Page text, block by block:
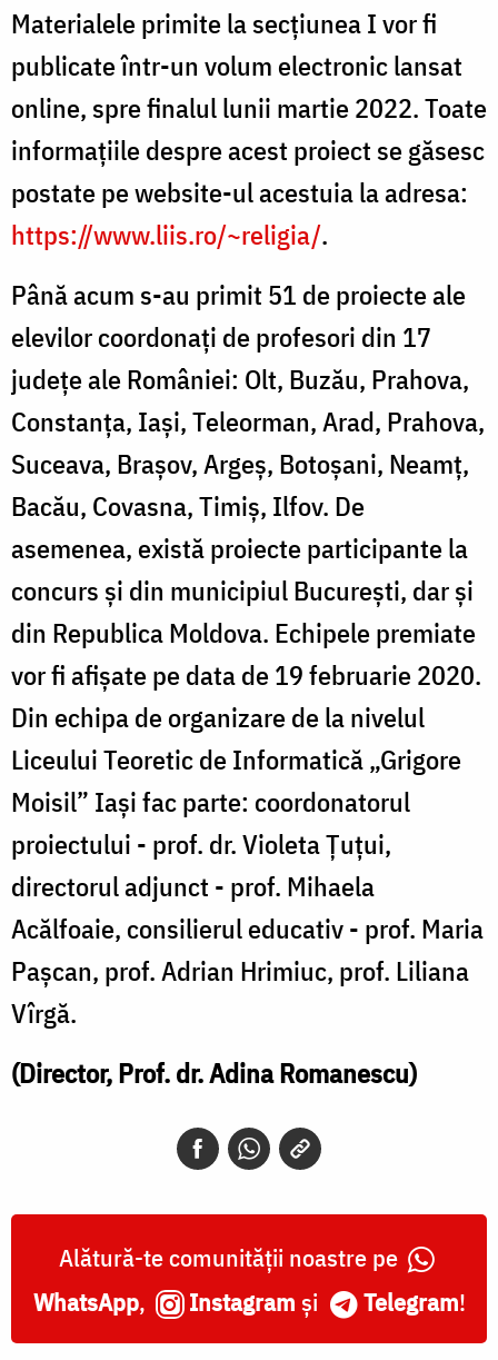
Materialele primite la secțiunea I vor fi
publicate într-un volum electronic lansat
online, spre finalul lunii martie 2022. Toate
informațiile despre acest proiect se găsesc
postate pe website-ul acestuia la adresa:
https://www.liis.ro/~religia/.
Până acum s-au primit 51 de proiecte ale
elevilor coordonați de profesori din 17
județe ale României: Olt, Buzău, Prahova,
Constanța, Iași, Teleorman, Arad, Prahova,
Suceava, Brașov, Argeș, Botoșani, Neamț,
Bacău, Covasna, Timiș, Ilfov. De
asemenea, există proiecte participante la
concurs și din municipiul București, dar și
din Republica Moldova. Echipele premiate
vor fi afișate pe data de 19 februarie 2020.
Din echipa de organizare de la nivelul
Liceului Teoretic de Informatică „Grigore
Moisil” Iași fac parte: coordonatorul
proiectului - prof. dr. Violeta Țuțui,
directorul adjunct - prof. Mihaela
Acălfoaie, consilierul educativ - prof. Maria
Pașcan, prof. Adrian Hrimiuc, prof. Liliana
Vîrgă.
(Director, Prof. dr. Adina Romanescu)
Alătură-te comunității noastre pe
WhatsApp, Instagram și Telegram!